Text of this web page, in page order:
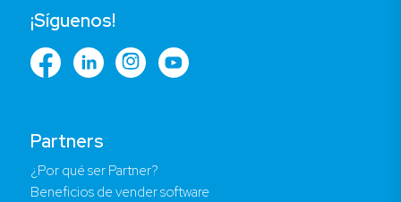
Partners
¿Por qué ser Partner?
Beneficios de vender software
¡Síguenos!